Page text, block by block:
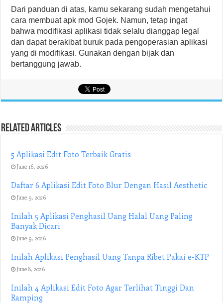
Dari panduan di atas, kamu sekarang sudah mengetahui
cara membuat apk mod Gojek. Namun, tetap ingat
bahwa modifikasi aplikasi tidak selalu dianggap legal
dan dapat berakibat buruk pada pengoperasian aplikasi
yang di modifikasi. Gunakan dengan bijak dan
bertanggung jawab.
Related Articles
5 Aplikasi Edit Foto Terbaik Gratis
June 16, 2026
Daftar 6 Aplikasi Edit Foto Blur Dengan Hasil Aesthetic
June 9, 2026
Inilah 5 Aplikasi Penghasil Uang Halal Uang Paling
Banyak Dicari
June 9, 2026
Inilah Aplikasi Penghasil Uang Tanpa Ribet Pakai e-KTP
June 8, 2026
Inilah 4 Aplikasi Edit Foto Agar Terlihat Tinggi Dan
Ramping